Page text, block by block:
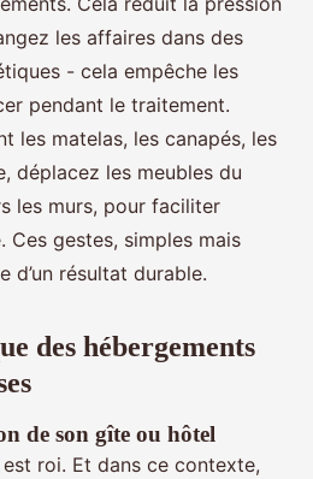
les affaires dans des
- cela empêche les
pendant le traitement.
les matelas, les canapés, les
déplacez les meubles du
les murs, pour faciliter
Ces gestes, simples mais
d’un résultat durable.
des hébergements
de son gîte ou hôtel
roi. Et dans ce contexte,